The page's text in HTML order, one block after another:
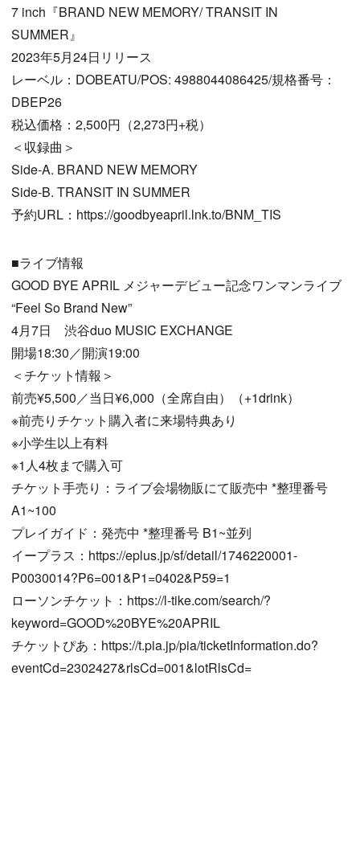
7 inch『BRAND NEW MEMORY/ TRANSIT IN
SUMMER』
2023年5月24日リリース
レーベル：DOBEATU/POS: 4988044086425/規格番号：
DBEP26
税込価格：2,500円（2,273円+税）
＜収録曲＞
Side-A. BRAND NEW MEMORY
Side-B. TRANSIT IN SUMMER
予約URL：https://goodbyeapril.lnk.to/BNM_TIS
■ライブ情報
GOOD BYE APRIL メジャーデビュー記念ワンマンライブ
“Feel So Brand New”
4月7日 渋谷duo MUSIC EXCHANGE
開場18:30／開演19:00
＜チケット情報＞
前売¥5,500／当日¥6,000（全席自由）（+1drink）
※前売りチケット購入者に来場特典あり
※小学生以上有料
※1人4枚まで購入可
チケット手売り：ライブ会場物販にて販売中 *整理番号
A1~100
プレイガイド：発売中 *整理番号 B1~並列
イープラス：https://eplus.jp/sf/detail/1746220001-
P0030014?P6=001&P1=0402&P59=1
ローソンチケット：https://l-tike.com/search/?
keyword=GOOD%20BYE%20APRIL
チケットぴあ：https://t.pia.jp/pia/ticketInformation.do?
eventCd=2302427&rlsCd=001&lotRlsCd=